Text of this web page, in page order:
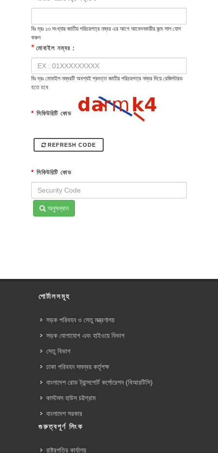
বিঃ দ্রঃ ১৩ সংখ্যার জাতীয় পরিচয়পত্র নম্বর এর আগে আবেদনকারীর জন্ম সাল যোগ
করুন
* মোবাইল নম্বর :
বিঃ দ্রঃ মোবাইল নম্বরটি অবশ্যই প্রদত্ত জাতীয় পরিচয়পত্র নম্বর দিয়ে রেজিস্টারড
হতে হবে
* সিকিউরিটি কোড
REFRESH CODE
* সিকিউরিটি কোড
অনুসন্ধান
পোর্টালসমূহ
সড়ক পরিবহন ও সেতু মন্ত্রণালয়
সড়ক যোগাযোগ এবং হাইওয়ে বিভাগ
সেতু বিভাগ
ঢাকা পরিবহন সমন্বয় কর্তৃপক্ষ
বাংলাদেশ রোড ট্রান্সপোর্ট কর্পোরেশন (বিআরটিসি)
কাস্টমস হাউস চট্টগ্রাম
বাংলাদেশ সরকার
গুরুত্বপূর্ণ লিংক
রাষ্ট্রপতির কার্যালয়